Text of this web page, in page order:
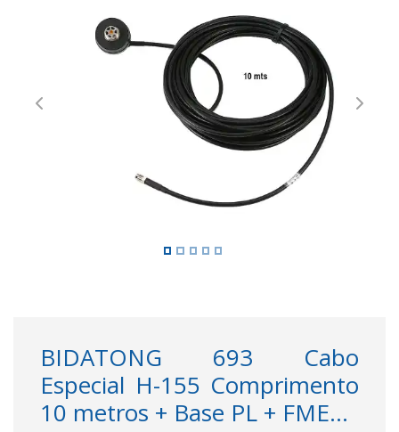
Previous Next
BIDATONG 693 Cabo
Especial H-155 Comprimento
10 metros + Base PL + FME...